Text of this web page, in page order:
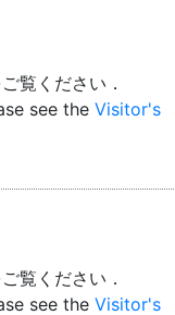
ご覧ください．
see the Visitor's
ご覧ください．
see the Visitor's